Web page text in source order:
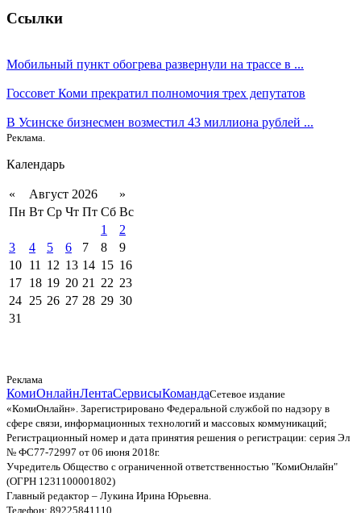
Ссылки
Мобильный пункт обогрева развернули на трассе в ...
Госсовет Коми прекратил полномочия трех депутатов
В Усинске бизнесмен возместил 43 миллиона рублей ...
Реклама.
Календарь
« Август 2026
»
Пн Вт Ср Чт Пт Сб Вс
1
2
3
4 5 6 7 8
9
10 11 12 13 14 15 16
17 18 19 20 21 22 23
24 25 26 27 28 29 30
31
Реклама
КомиОнлайнЛентаСервисыКомандаСетевое издание
«КомиОнлайн». Зарегистрировано Федеральной службой по надзору в
сфере связи, информационных технологий и массовых коммуникаций;
Регистрационный номер и дата принятия решения о регистрации: серия Эл
№ ФС77-72997 от 06 июня 2018г.
Учредитель Общество с ограниченной ответственностью "КомиОнлайн"
(ОГРН 1231100001802)
Главный редактор – Лукина Ирина Юрьевна.
Телефон: 89225841110